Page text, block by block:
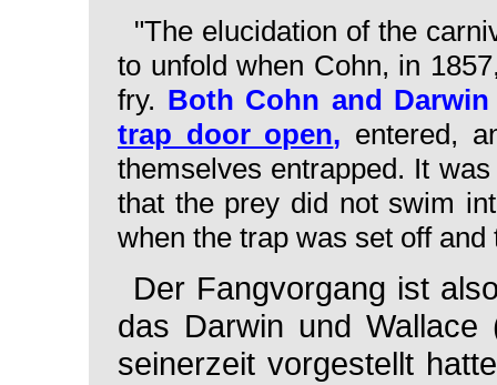
"The elucidation of the
to unfold when Cohn, in
fry. Both Cohn and
trap door open, entered,
themselves entrapped. It
that the prey did not swim
when the trap was set off and
Der Fangvorgang ist
das Darwin und
seinerzeit vorgestellt